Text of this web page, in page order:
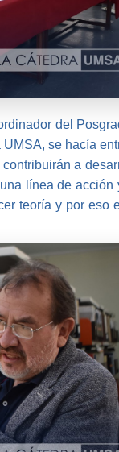
del
se hacía
a
línea de
teoría y por eso